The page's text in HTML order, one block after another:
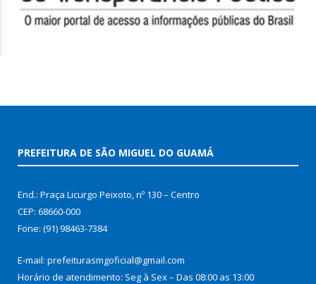
PREFEITURA DE SÃO MIGUEL DO GUAMÁ
End.: Praça Licurgo Peixoto, nº 130 – Centro
CEP: 68660-000
Fone: (91) 98463-7384
E-mail: prefeiturasmgoficial@gmail.com
Horário de atendimento: Seg à Sex – Das 08:00 as 13:00